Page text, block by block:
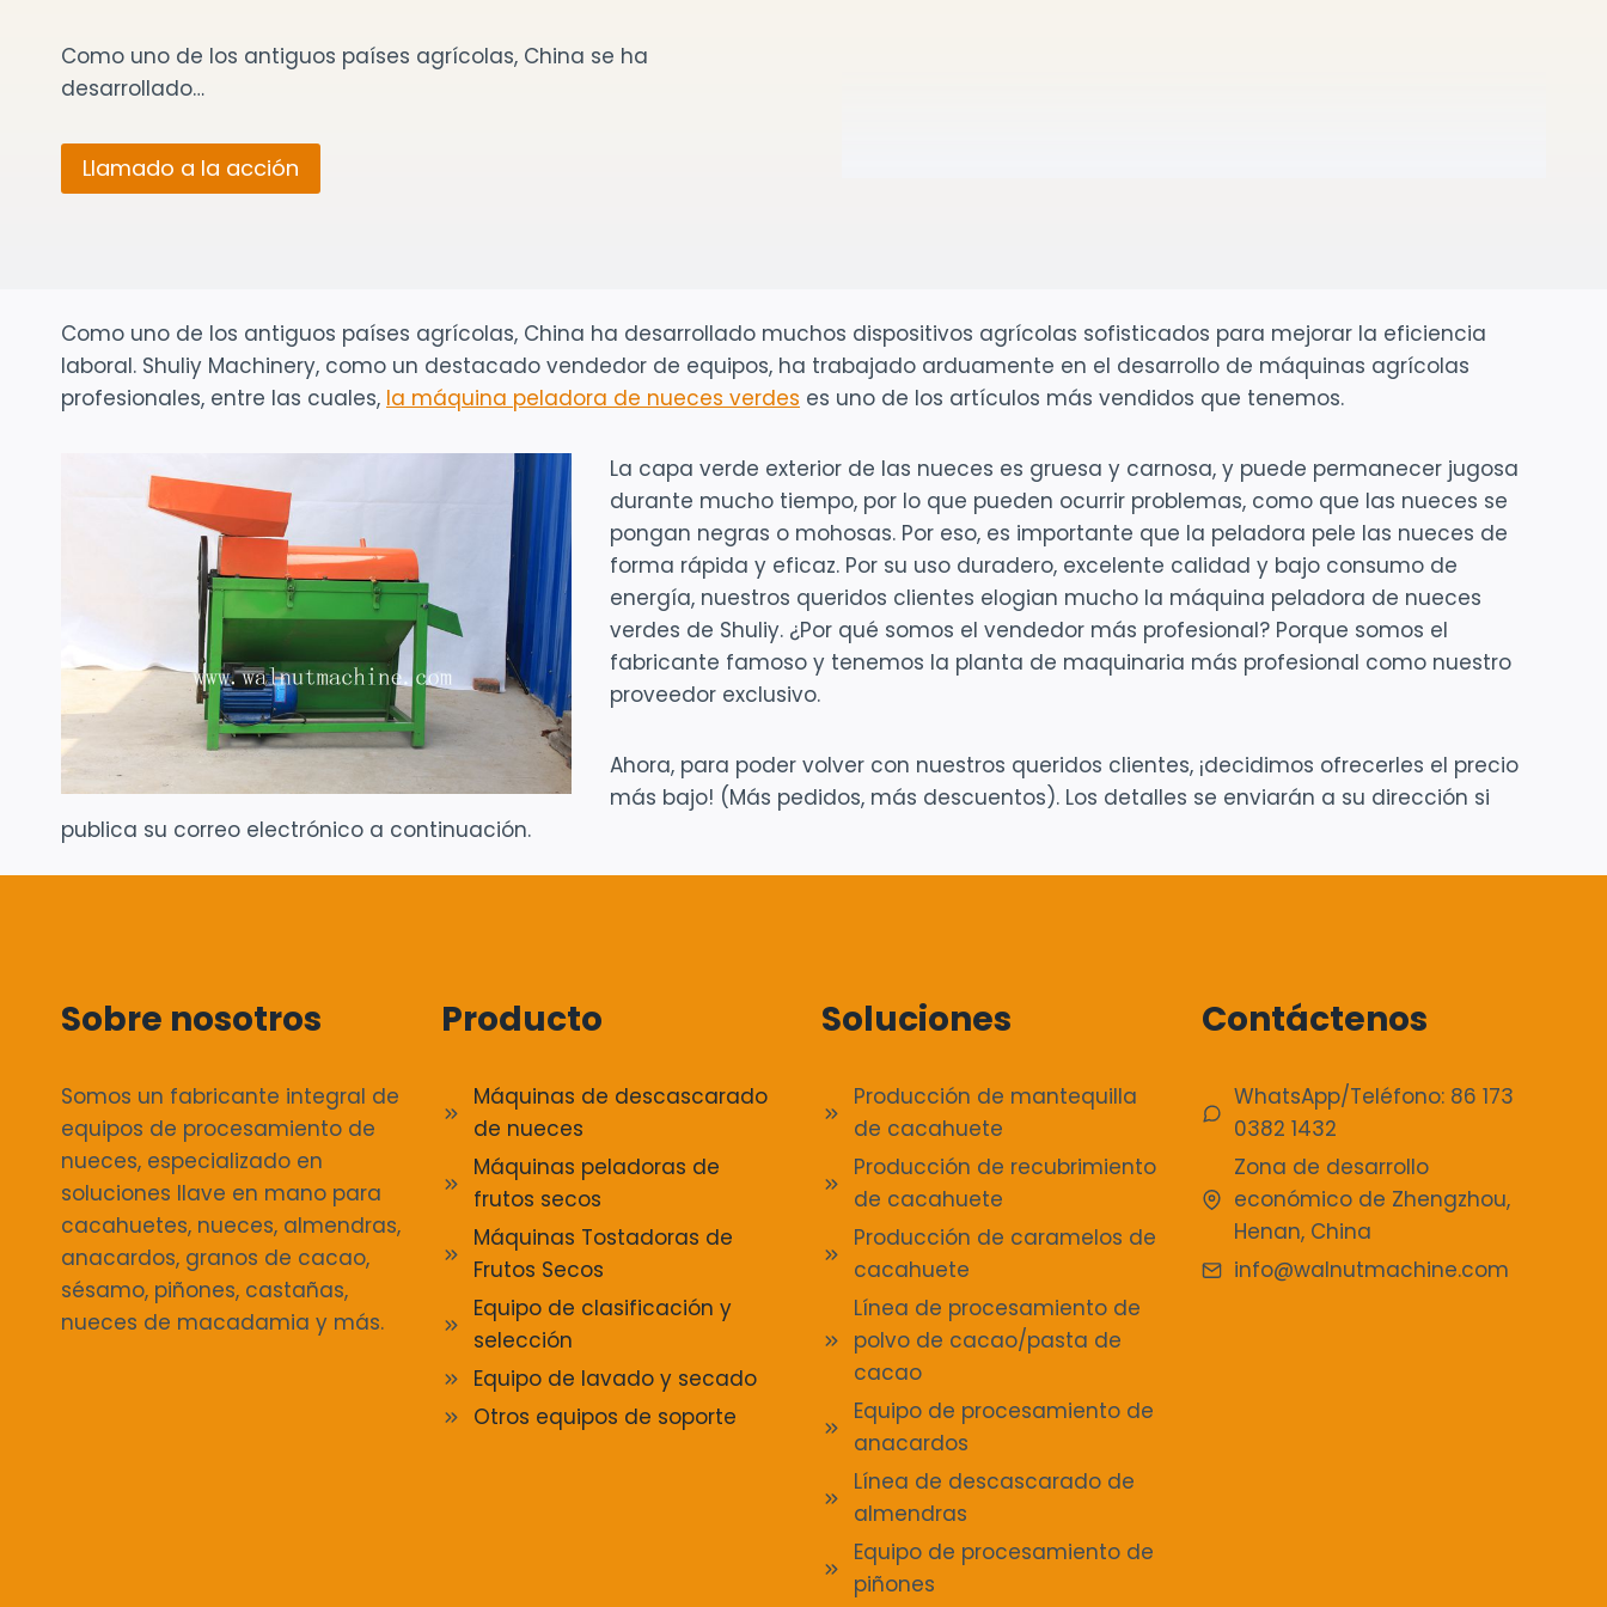
Como uno de los antiguos países agrícolas, China se ha
desarrollado…
Llamado a la acción
Como uno de los antiguos países agrícolas, China ha desarrollado muchos dispositivos agrícolas sofisticados para mejorar la eficiencia
laboral. Shuliy Machinery, como un destacado vendedor de equipos, ha trabajado arduamente en el desarrollo de máquinas agrícolas
profesionales, entre las cuales, la máquina peladora de nueces verdes es uno de los artículos más vendidos que tenemos.
La capa verde exterior de las nueces es gruesa y carnosa, y puede permanecer jugosa
durante mucho tiempo, por lo que pueden ocurrir problemas, como que las nueces se
pongan negras o mohosas. Por eso, es importante que la peladora pele las nueces de
forma rápida y eficaz. Por su uso duradero, excelente calidad y bajo consumo de
energía, nuestros queridos clientes elogian mucho la máquina peladora de nueces
verdes de Shuliy. ¿Por qué somos el vendedor más profesional? Porque somos el
fabricante famoso y tenemos la planta de maquinaria más profesional como nuestro
proveedor exclusivo.
Ahora, para poder volver con nuestros queridos clientes, ¡decidimos ofrecerles el precio
más bajo! (Más pedidos, más descuentos). Los detalles se enviarán a su dirección si
publica su correo electrónico a continuación.
Sobre nosotros
Somos un fabricante integral de
equipos de procesamiento de
nueces, especializado en
soluciones llave en mano para
cacahuetes, nueces, almendras,
anacardos, granos de cacao,
sésamo, piñones, castañas,
nueces de macadamia y más.
Producto
Máquinas de descascarado
de nueces
Máquinas peladoras de
frutos secos
Máquinas Tostadoras de
Frutos Secos
Equipo de clasificación y
selección
Equipo de lavado y secado
Otros equipos de soporte
Soluciones
Producción de mantequilla
de cacahuete
Producción de recubrimiento
de cacahuete
Producción de caramelos de
cacahuete
Línea de procesamiento de
polvo de cacao/pasta de
cacao
Equipo de procesamiento de
anacardos
Línea de descascarado de
almendras
Equipo de procesamiento de
piñones
Contáctenos
WhatsApp/Teléfono: 86 173
0382 1432
Zona de desarrollo
económico de Zhengzhou,
Henan, China
info@walnutmachine.com